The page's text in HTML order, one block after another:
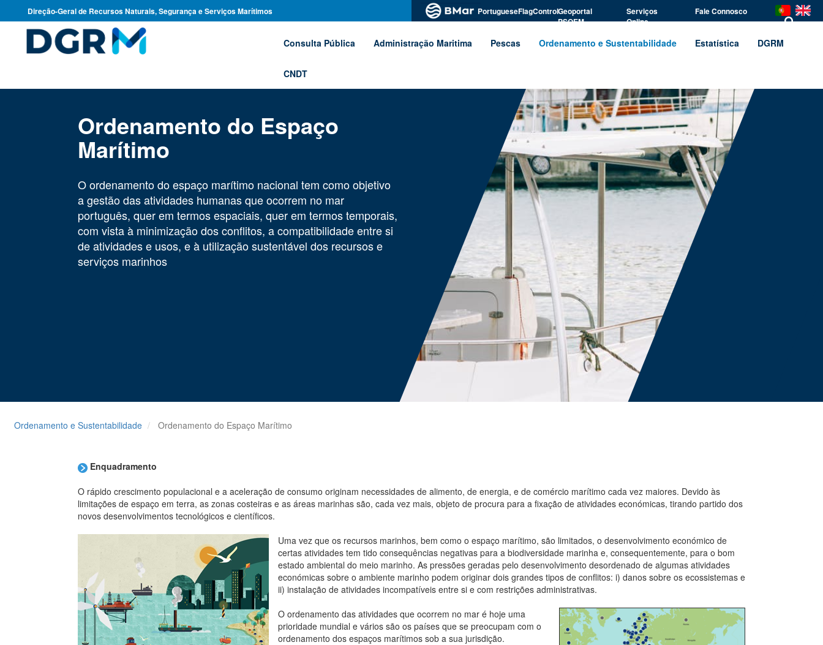
Direção-Geral de Recursos Naturais, Segurança e Serviços Marítimos PortugueseFlagControlGeoportal
PSOEM
Serviços
Online
Fale Connosco
Consulta Pública Administração Maritima Pescas Ordenamento e Sustentabilidade Estatística DGRM
CNDT
Ordenamento do Espaço
Marítimo
O ordenamento do espaço marítimo nacional tem como objetivo
a gestão das atividades humanas que ocorrem no mar
português, quer em termos espaciais, quer em termos temporais,
com vista à minimização dos conflitos, a compatibilidade entre si
de atividades e usos, e à utilização sustentável dos recursos e
serviços marinhos
Ordenamento e Sustentabilidade Ordenamento do Espaço Marítimo
Enquadramento
O rápido crescimento populacional e a aceleração de consumo originam necessidades de alimento, de energia, e de comércio marítimo cada vez maiores. Devido às
limitações de espaço em terra, as zonas costeiras e as áreas marinhas são, cada vez mais, objeto de procura para a fixação de atividades económicas, tirando partido dos
novos desenvolvimentos tecnológicos e científicos.
Uma vez que os recursos marinhos, bem como o espaço marítimo, são limitados, o desenvolvimento económico de
certas atividades tem tido consequências negativas para a biodiversidade marinha e, consequentemente, para o bom
estado ambiental do meio marinho. As pressões geradas pelo desenvolvimento desordenado de algumas atividades
económicas sobre o ambiente marinho podem originar dois grandes tipos de conflitos: i) danos sobre os ecossistemas e
ii) instalação de atividades incompatíveis entre si e com restrições administrativas.
O ordenamento das atividades que ocorrem no mar é hoje uma
prioridade mundial e vários são os países que se preocupam com o
ordenamento dos espaços marítimos sob a sua jurisdição.